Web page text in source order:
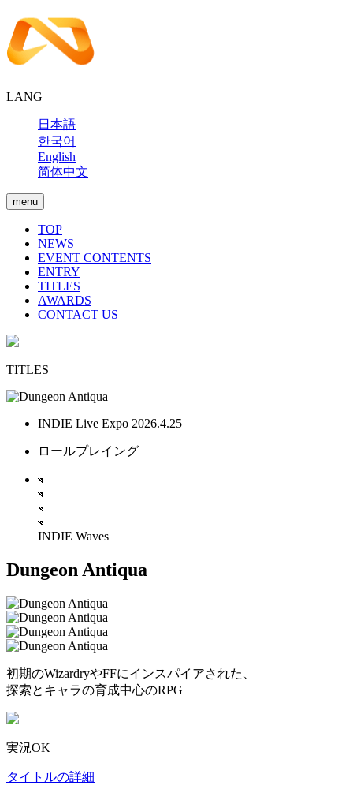
LANG
日本語
한국어
English
简体中文
menu
TOP
NEWS
EVENT CONTENTS
ENTRY
TITLES
AWARDS
CONTACT US
TITLES
INDIE Live Expo 2026.4.25
ロールプレイング
INDIE Waves
Dungeon Antiqua
初期のWizardryやFFにインスパイアされた、
探索とキャラの育成中心のRPG
実況OK
タイトルの詳細